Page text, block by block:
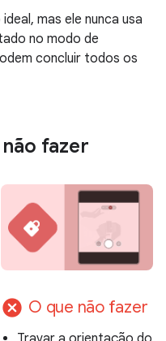
mas ele nunca usa
no modo de
concluir todos os
fazer
cancel O que não fazer